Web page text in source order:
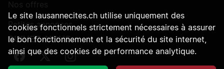
Petites annonces
SUIVEZ-NOUS
Suivez-nous sur Facebook
Suivez-nous sur Twitter
Suivez-nous sur Instagram
Le site lausannecites.ch utilise uniquement des
cookies fonctionnels strictement nécessaires à assurer
le bon fonctionnement et la sécurité du site internet,
ainsi que des cookies de performance analytique.